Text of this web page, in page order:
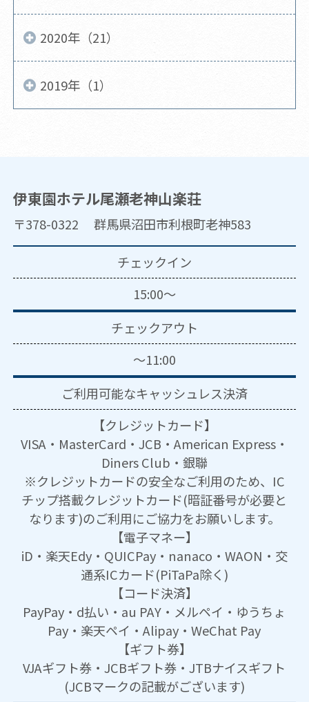
2020年（21）
2019年（1）
伊東園ホテル尾瀬老神山楽荘
〒378-0322 群馬県沼田市利根町老神583
チェックイン
15:00～
チェックアウト
～11:00
ご利用可能なキャッシュレス決済
【クレジットカード】
VISA・MasterCard・JCB・American Express・
Diners Club・銀聯
※クレジットカードの安全なご利用のため、IC
チップ搭載クレジットカード(暗証番号が必要と
なります)のご利用にご協力をお願いします。
【電子マネー】
iD・楽天Edy・QUICPay・nanaco・WAON・交
通系ICカード(PiTaPa除く)
【コード決済】
PayPay・d払い・au PAY・メルペイ・ゆうちょ
Pay・楽天ペイ・Alipay・WeChat Pay
【ギフト券】
VJAギフト券・JCBギフト券・JTBナイスギフト
(JCBマークの記載がございます)